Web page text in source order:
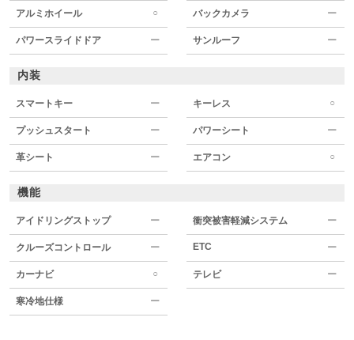
アルミホイール ○ バックカメラ ー
パワースライドドア ー サンルーフ ー
内装
スマートキー ー キーレス ○
プッシュスタート ー パワーシート ー
革シート ー エアコン ○
機能
アイドリングストップ ー 衝突被害軽減システム ー
クルーズコントロール ー ETC ー
カーナビ ○ テレビ ー
寒冷地仕様 ー